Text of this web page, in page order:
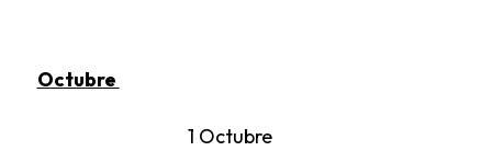
Octubre
1 Octubre